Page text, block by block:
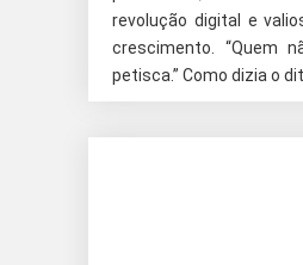
revolução digital e
crescimento. “Quem
petisca.” Como dizia o